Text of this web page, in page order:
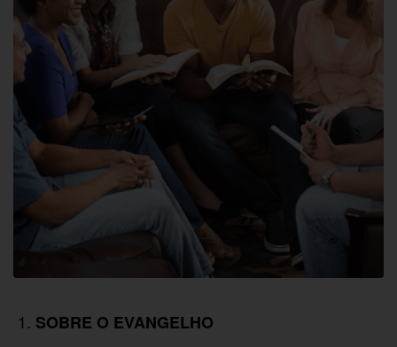
SOBRE O EVANGELHO